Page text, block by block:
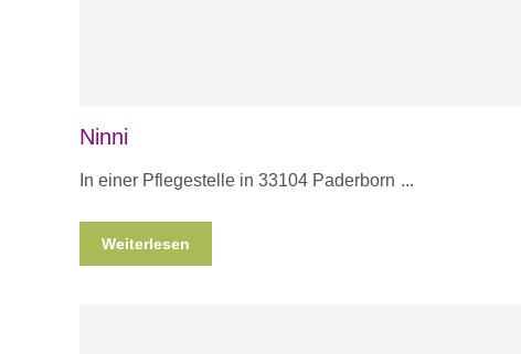
Ninni
In einer Pflegestelle in 33104 Paderborn
Weiterlesen